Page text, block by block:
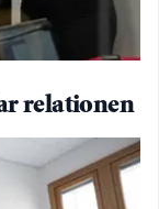
relationen